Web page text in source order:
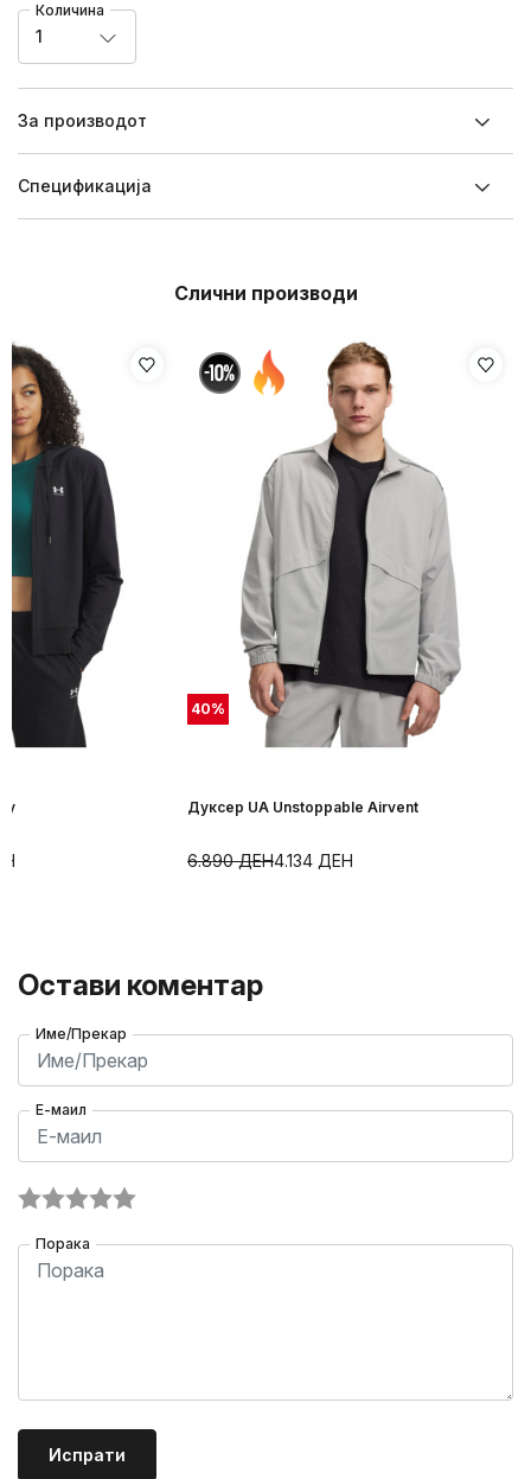
Количина
1
За производот
Спецификацијa
Слични производи
40%
Дуксер UA Unstoppable Airvent
4.134 ДЕН
6.890ДЕН
Остави коментар
Име/Прекар
Е-маил
Порака
Испрати